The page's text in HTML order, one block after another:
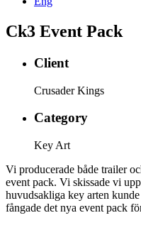
Ck3 Event Pack
Client
Crusader Kings
Category
Key Art
Vi producerade både trailer
event pack. Vi skissade vi
huvudsakliga key arten
fångade det nya event pack